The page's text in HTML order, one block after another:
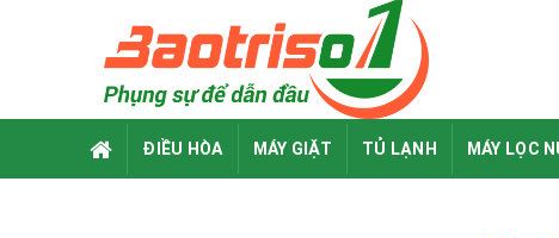
ĐIỀU HÒA MÁY GIẶT TỦ LẠNH MÁY LỌC